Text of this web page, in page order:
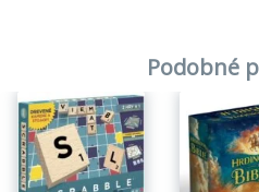
Podobné